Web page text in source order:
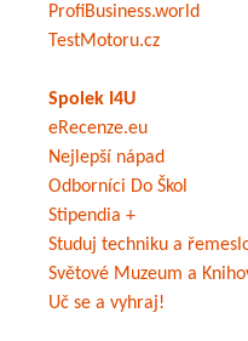
ProfiBusiness.world
TestMotoru.cz
Spolek I4U
eRecenze.eu
Nejlepší nápad
Odborníci Do Škol
Stipendia +
Studuj techniku a
Světové Muzeum a
Uč se a vyhraj!